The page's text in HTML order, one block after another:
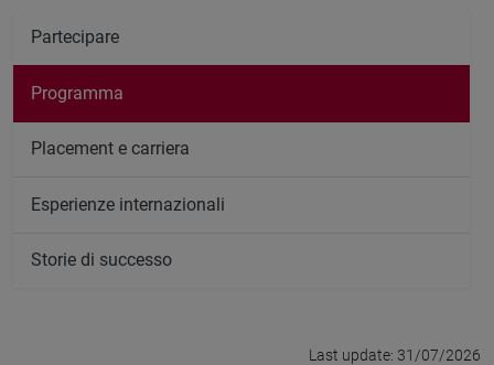
Partecipare
Programma
Placement e carriera
Esperienze internazionali
Storie di successo
Last update: 31/07/2026